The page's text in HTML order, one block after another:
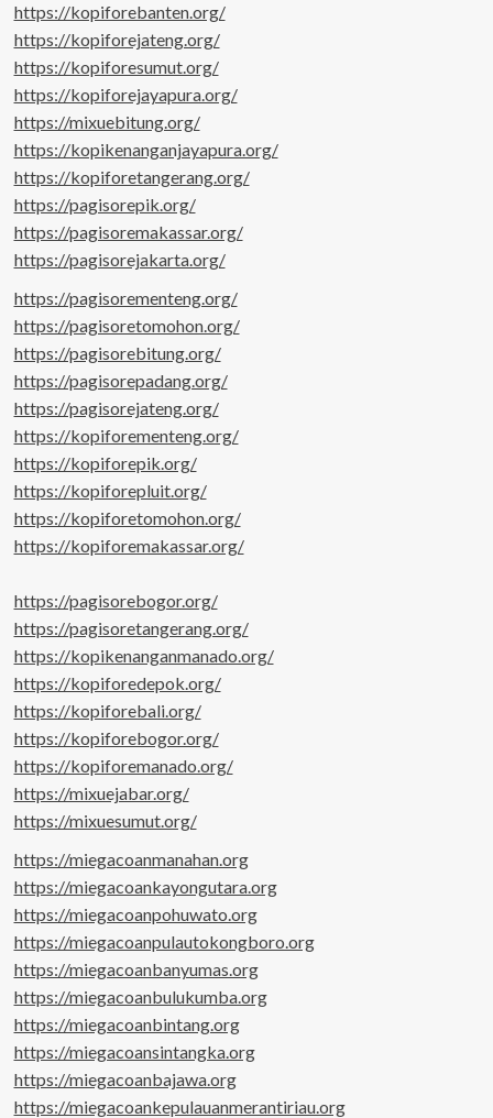
https://kopiforebanten.org/
https://kopiforejateng.org/
https://kopiforesumut.org/
https://kopiforejayapura.org/
https://mixuebitung.org/
https://kopikenanganjayapura.org/
https://kopiforetangerang.org/
https://pagisorepik.org/
https://pagisoremakassar.org/
https://pagisorejakarta.org/
https://pagisorementeng.org/
https://pagisoretomohon.org/
https://pagisorebitung.org/
https://pagisorepadang.org/
https://pagisorejateng.org/
https://kopiforementeng.org/
https://kopiforepik.org/
https://kopiforepluit.org/
https://kopiforetomohon.org/
https://kopiforemakassar.org/
https://pagisorebogor.org/
https://pagisoretangerang.org/
https://kopikenanganmanado.org/
https://kopiforedepok.org/
https://kopiforebali.org/
https://kopiforebogor.org/
https://kopiforemanado.org/
https://mixuejabar.org/
https://mixuesumut.org/
https://miegacoanmanahan.org
https://miegacoankayongutara.org
https://miegacoanpohuwato.org
https://miegacoanpulautokongboro.org
https://miegacoanbanyumas.org
https://miegacoanbulukumba.org
https://miegacoanbintang.org
https://miegacoansintangka.org
https://miegacoanbajawa.org
https://miegacoankepulauanmerantiriau.org